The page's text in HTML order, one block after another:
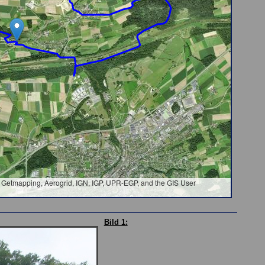
Aerogrid, IGN, IGP, UPR-EGP, and the GIS User
Bild 1: